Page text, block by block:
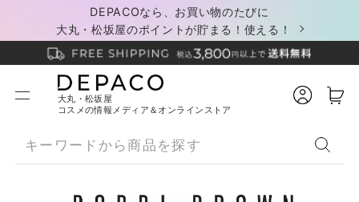
DEPACOなら、お買い物のたびに
大丸・松坂屋のポイントが貯まる！使える！
大丸・松坂屋
コスメの情報メディア＆オンラインストア